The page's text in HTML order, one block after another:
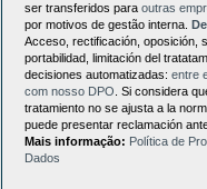
ser transferidos para outras
por motivos de gestão interna.
Acceso, rectificación, oposición,
portabilidad, limitación del
decisiones automatizadas: entre
com nosso DPO . Si considera
tratamiento no se ajusta a la
puede presentar reclamación
Mais informação: Política de
Dados